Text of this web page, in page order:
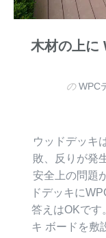
木材の上に
のWPC
ウッドデッキ
敗、反りが発
安全上の問題
ドデッキに
答えはOKです
キ ボードを敷